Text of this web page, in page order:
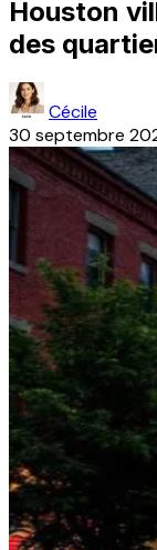
Houston
des
Cécile
30 septembre